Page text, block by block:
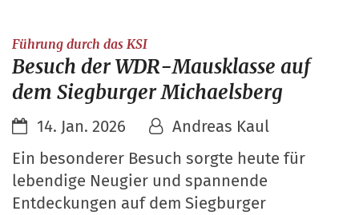
Führung durch das KSI:
Besuch der WDR-Mausklasse auf
dem Siegburger Michaelsberg
14. Jan. 2026
Andreas Kaul
Ein besonderer Besuch sorgte heute für
lebendige Neugier und spannende
Entdeckungen auf dem Siegburger